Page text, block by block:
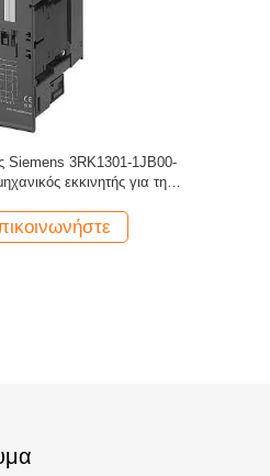
Siemens 3RK1301-1JB00-
εκκινητής για τη